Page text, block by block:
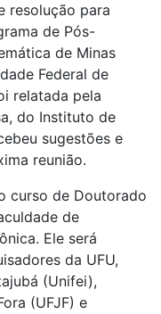
resolução para
de Pós-
de Minas
Federal de
relatada pela
do Instituto de
sugestões e
reunião.
curso de Doutorado
de
Ele será
da UFU,
(Unifei),
(UFJF) e